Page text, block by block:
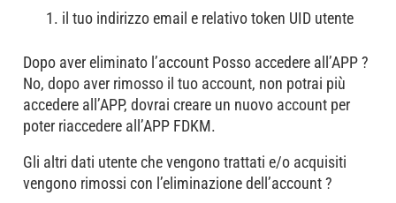
il tuo indirizzo email e relativo token UID utente
Dopo aver eliminato l’account Posso accedere all’APP ?
No, dopo aver rimosso il tuo account, non potrai più
accedere all’APP, dovrai creare un nuovo account per
poter riaccedere all’APP FDKM.
Gli altri dati utente che vengono trattati e/o acquisiti
vengono rimossi con l’eliminazione dell’account ?